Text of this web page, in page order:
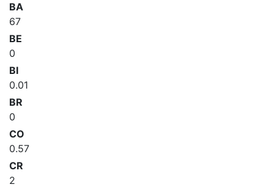
BA
67
BE
0
BI
0.01
BR
0
CO
0.57
CR
2